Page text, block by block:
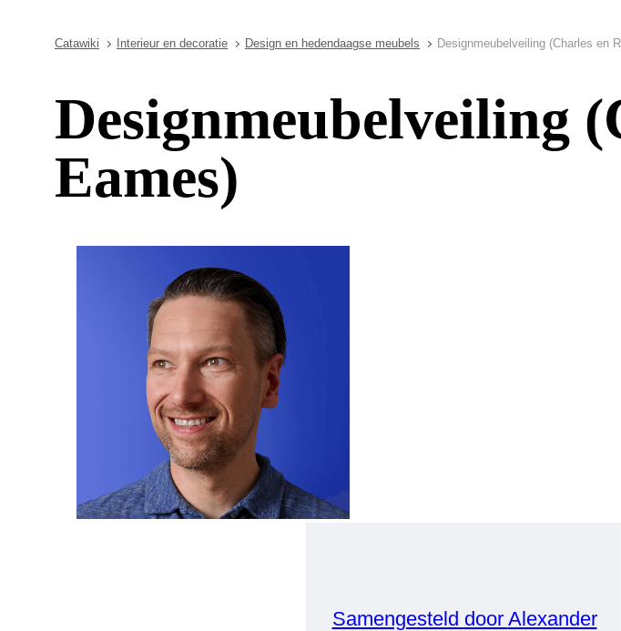
Catawiki Interieur en decoratie Design en hedendaagse meubels Designmeubelveiling (Charles en
Designmeubelveiling
Eames)
Samengesteld door Alexander